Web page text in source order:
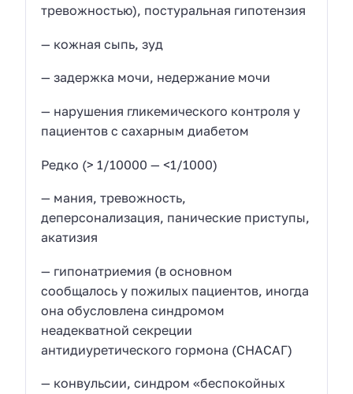
тревожностью), постуральная гипотензия
— кожная сыпь, зуд
— задержка мочи, недержание мочи
— нарушения гликемического контроля у
пациентов с сахарным диабетом
Редко (> 1/10000 — <1/1000)
— мания, тревожность,
деперсонализация, панические приступы,
акатизия
— гипонатриемия (в основном
сообщалось у пожилых пациентов, иногда
она обусловлена синдромом
неадекватной секреции
антидиуретического гормона (СНАСАГ)
— конвульсии, синдром «беспокойных